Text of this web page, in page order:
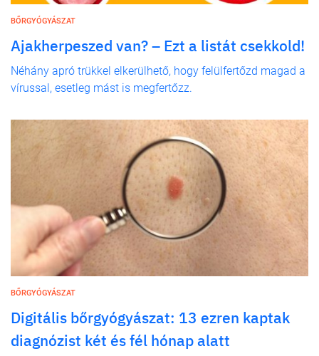
BŐRGYÓGYÁSZAT
Ajakherpeszed van? – Ezt a listát csekkold!
Néhány apró trükkel elkerülhető, hogy felülfertőzd magad a
vírussal, esetleg mást is megfertőzz.
BŐRGYÓGYÁSZAT
Digitális bőrgyógyászat: 13 ezren kaptak
diagnózist két és fél hónap alatt